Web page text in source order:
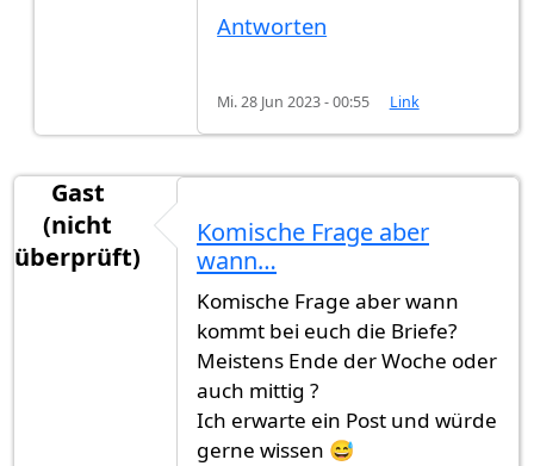
Antworten
Mi. 28 Jun 2023 - 00:55 Link
Gast
(nicht
überprüft)
Komische Frage aber
wann…
Komische Frage aber wann
kommt bei euch die Briefe?
Meistens Ende der Woche oder
auch mittig ?
Ich erwarte ein Post und würde
gerne wissen 😅